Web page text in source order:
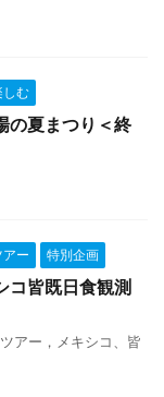
しむ
の夏まつり＜終
アー 特別企画
皆既日食観測
アー，メキシコ、皆